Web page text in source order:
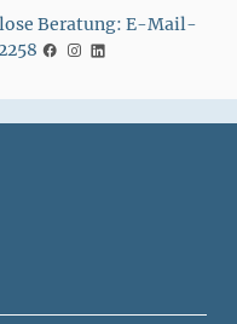
Beratung: E-Mail-